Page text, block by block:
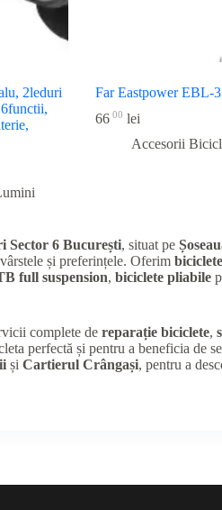
2leduri
Far Eastpower EBL-
66 00 lei
Accesorii
Sector 6 București, situat pe
și preferințele. Oferim
full suspension, biciclete pliabile
complete de reparație biciclete,
perfectă și pentru a beneficia de
și Cartierul Crângași, pentru a